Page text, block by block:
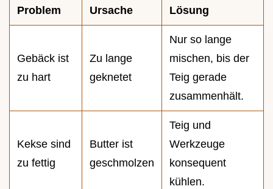
Problem Ursache Lösung
Gebäck ist
zu hart
Zu lange
geknetet
Nur so lange
mischen, bis der
Teig gerade
zusammenhält.
Kekse sind
zu fettig
Butter ist
geschmolzen
Teig und
Werkzeuge
konsequent
kühlen.